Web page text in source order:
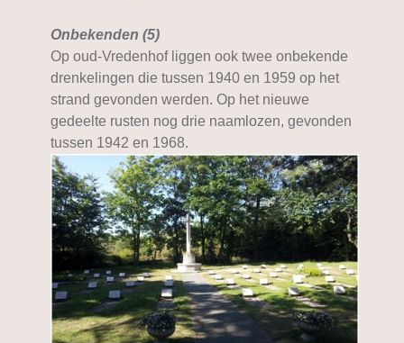
Onbekenden (5)
Op oud-Vredenhof liggen ook twee onbekende
drenkelingen die tussen 1940 en 1959 op het
strand gevonden werden. Op het nieuwe
gedeelte rusten nog drie naamlozen, gevonden
tussen 1942 en 1968.